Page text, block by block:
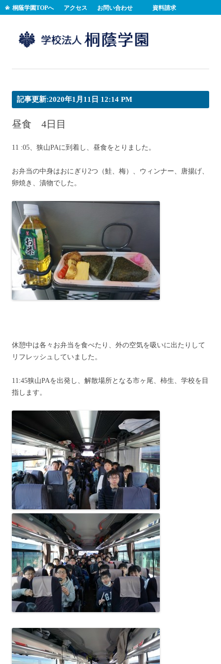
桐蔭学園TOPへ アクセス お問い合わせ 資料請求
記事更新:2020年1月11日 12:14 PM
昼食 4日目
11 :05、狭山PAに到着し、昼食をとりました。
お弁当の中身はおにぎり2つ（鮭、梅）、ウィンナー、唐揚げ、
卵焼き、漬物でした。
休憩中は各々お弁当を食べたり、外の空気を吸いに出たりして
リフレッシュしていました。
11:45狭山PAを出発し、解散場所となる市ヶ尾、柿生、学校を目
指します。